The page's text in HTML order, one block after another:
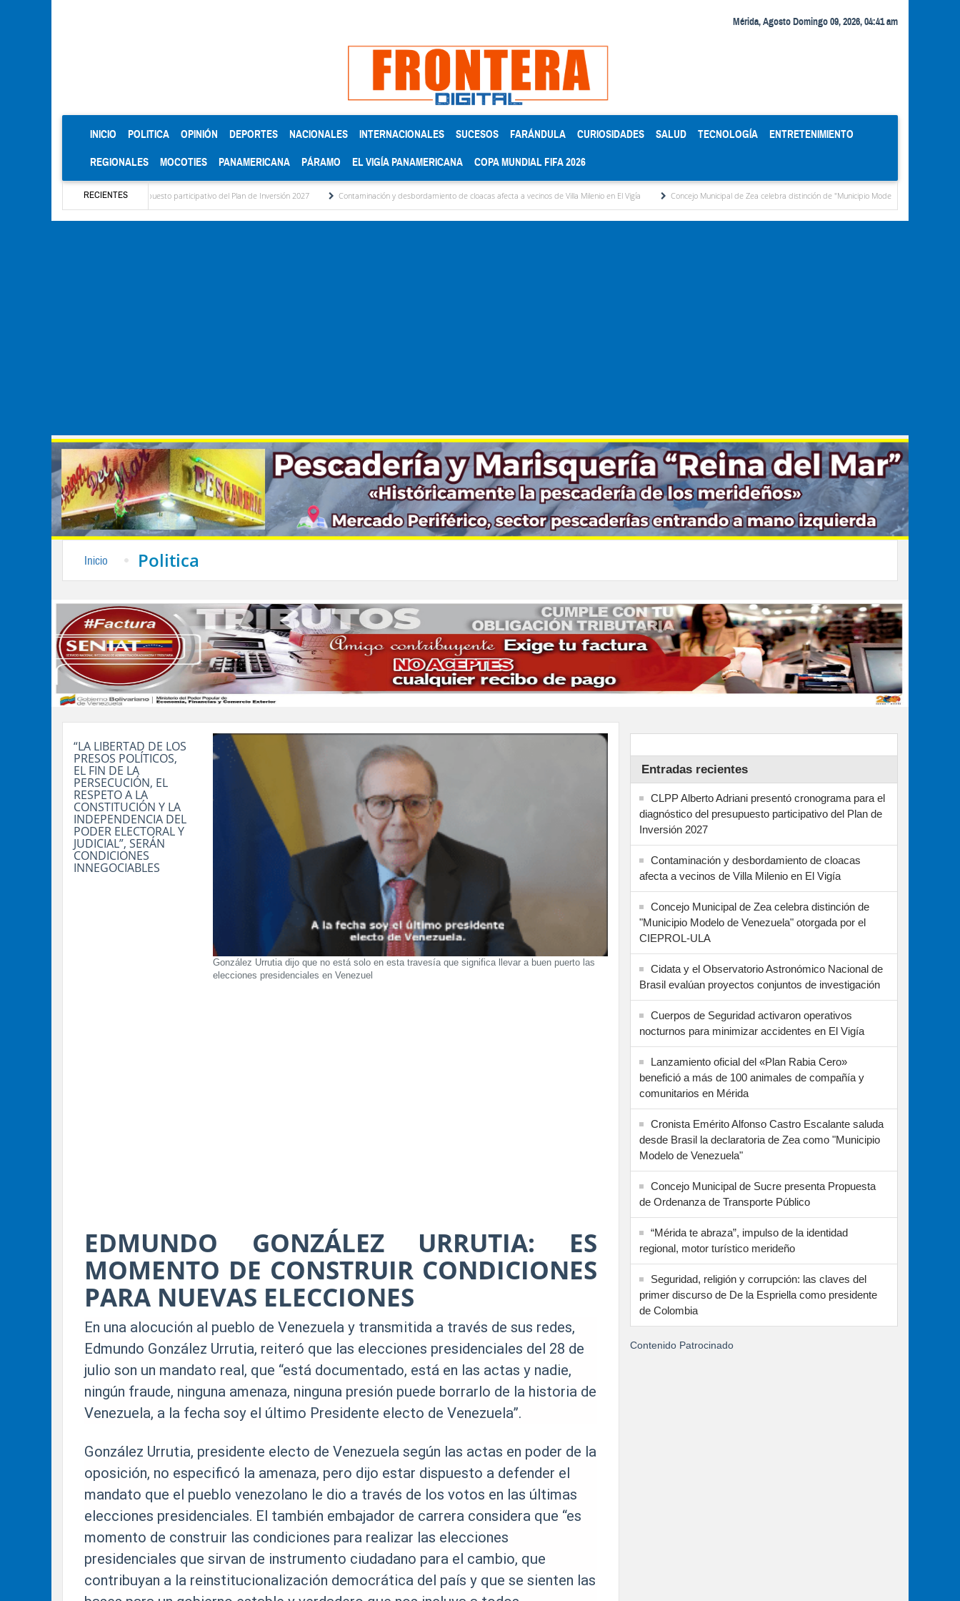
Mérida, Agosto Domingo 09, 2026, 04:41 am
INICIO (CURRENT)
POLITICA OPINIÓN DEPORTES NACIONALES INTERNACIONALES SUCESOS FARÁNDULA CURIOSIDADES SALUD TECNOLOGÍA ENTRETENIMIENTO
REGIONALES MOCOTIES PANAMERICANA PÁRAMO EL VIGÍA PANAMERICANA COPA MUNDIAL FIFA 2026
RECIENTES
el diagnóstico del presupuesto participativo del Plan de Inversión 2027 Contaminación y desbordamiento de cloacas afecta a vecinos de Villa Milenio en El Vigía Concejo Municipal de Zea celebra distinción de "Municipio Modelo de Venezuela" otorgada por el
Inicio Politica
González Urrutia dijo que no está solo en esta travesía que significa llevar a buen puerto las
elecciones presidenciales en Venezuel
“LA LIBERTAD DE LOS
PRESOS POLÍTICOS,
EL FIN DE LA
PERSECUCIÓN, EL
RESPETO A LA
CONSTITUCIÓN Y LA
INDEPENDENCIA DEL
PODER ELECTORAL Y
JUDICIAL”, SERÁN
CONDICIONES
INNEGOCIABLES
EDMUNDO GONZÁLEZ URRUTIA: ES
MOMENTO DE CONSTRUIR CONDICIONES
PARA NUEVAS ELECCIONES
En una alocución al pueblo de Venezuela y transmitida a través de sus redes,
Edmundo González Urrutia, reiteró que las elecciones presidenciales del 28 de
julio son un mandato real, que “está documentado, está en las actas y nadie,
ningún fraude, ninguna amenaza, ninguna presión puede borrarlo de la historia de
Venezuela, a la fecha soy el último Presidente electo de Venezuela”.
González Urrutia, presidente electo de Venezuela según las actas en poder de la
oposición, no especificó la amenaza, pero dijo estar dispuesto a defender el
mandato que el pueblo venezolano le dio a través de los votos en las últimas
elecciones presidenciales. El también embajador de carrera considera que “es
momento de construir las condiciones para realizar las elecciones
presidenciales que sirvan de instrumento ciudadano para el cambio, que
contribuyan a la reinstitucionalización democrática del país y que se sienten las
Entradas recientes
CLPP Alberto Adriani presentó cronograma para el
diagnóstico del presupuesto participativo del Plan de
Inversión 2027
Contaminación y desbordamiento de cloacas
afecta a vecinos de Villa Milenio en El Vigía
Concejo Municipal de Zea celebra distinción de
"Municipio Modelo de Venezuela" otorgada por el
CIEPROL-ULA
Cidata y el Observatorio Astronómico Nacional de
Brasil evalúan proyectos conjuntos de investigación
Cuerpos de Seguridad activaron operativos
nocturnos para minimizar accidentes en El Vigía
Lanzamiento oficial del «Plan Rabia Cero»
benefició a más de 100 animales de compañía y
comunitarios en Mérida
Cronista Emérito Alfonso Castro Escalante saluda
desde Brasil la declaratoria de Zea como "Municipio
Modelo de Venezuela"
Concejo Municipal de Sucre presenta Propuesta
de Ordenanza de Transporte Público
“Mérida te abraza”, impulso de la identidad
regional, motor turístico merideño
Seguridad, religión y corrupción: las claves del
primer discurso de De la Espriella como presidente
de Colombia
Contenido Patrocinado